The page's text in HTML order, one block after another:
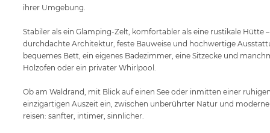
ihrer Umgebung.
Stabiler als ein Glamping-Zelt, komfortabler als eine rustikale Hütte
durchdachte Architektur, feste Bauweise und hochwertige
bequemes Bett, ein eigenes Badezimmer, eine Sitzecke und
Holzofen oder ein privater Whirlpool.
Ob am Waldrand, mit Blick auf einen See oder inmitten einer
einzigartigen Auszeit ein, zwischen unberührter Natur und
reisen: sanfter, intimer, sinnlicher.